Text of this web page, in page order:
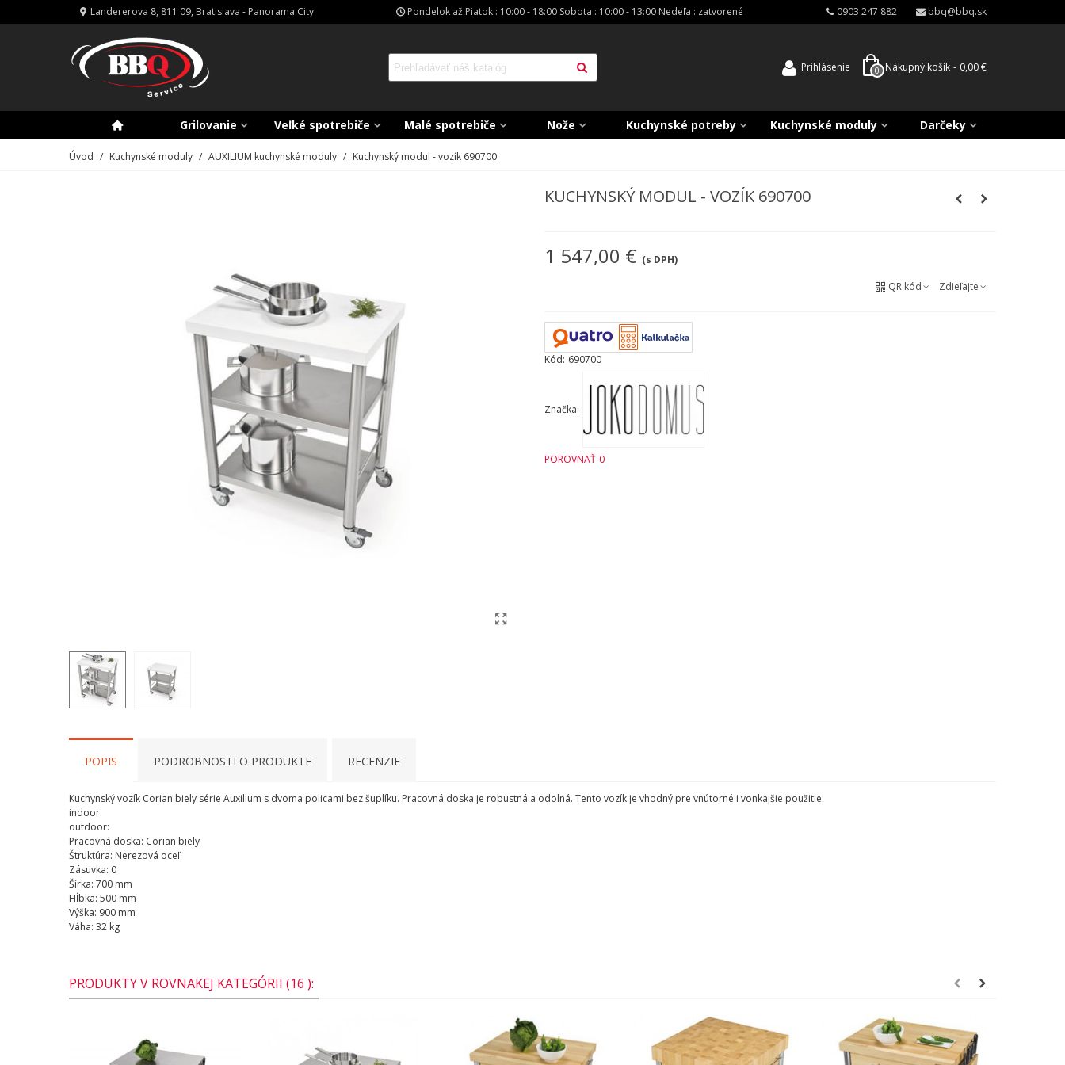
Landererova 8, 811 09, Bratislava - Panorama City Pondelok až Piatok : 10:00 - 18:00 Sobota : 10:00 - 13:00 Nedeľa : zatvorené 0903 247 882 bbq@bbq.sk
Prihlásenie 0 Nákupný košík - 0,00 €
Grilovanie Veľké spotrebiče Malé spotrebiče Nože Kuchynské potreby Kuchynské moduly Darčeky
Úvod / Kuchynské moduly / AUXILIUM kuchynské moduly / Kuchynský modul - vozík 690700
KUCHYNSKÝ MODUL - VOZÍK 690700
1 547,00 € (s DPH)
QR kód
Zdieľajte
Kód: 690700
Značka:
POROVNAŤ 0
POPIS PODROBNOSTI O PRODUKTE RECENZIE
Kuchynský vozík Corian biely série Auxilium s dvoma policami bezšuplíku. Pracovná doska je robustná a odolná. Tento vozík je vhodný pre vnútorné i vonkajšie použitie.
indoor:
outdoor:
Pracovná doska: Corian biely
Štruktúra: Nerezová oceľ
Zásuvka: 0
Šírka: 700 mm
Hĺbka: 500 mm
Výška: 900 mm
Váha: 32 kg
PRODUKTY V ROVNAKEJ KATEGÓRII (16 ):